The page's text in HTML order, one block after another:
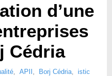
d’une
Cédria
, APII , Borj Cédria, istic